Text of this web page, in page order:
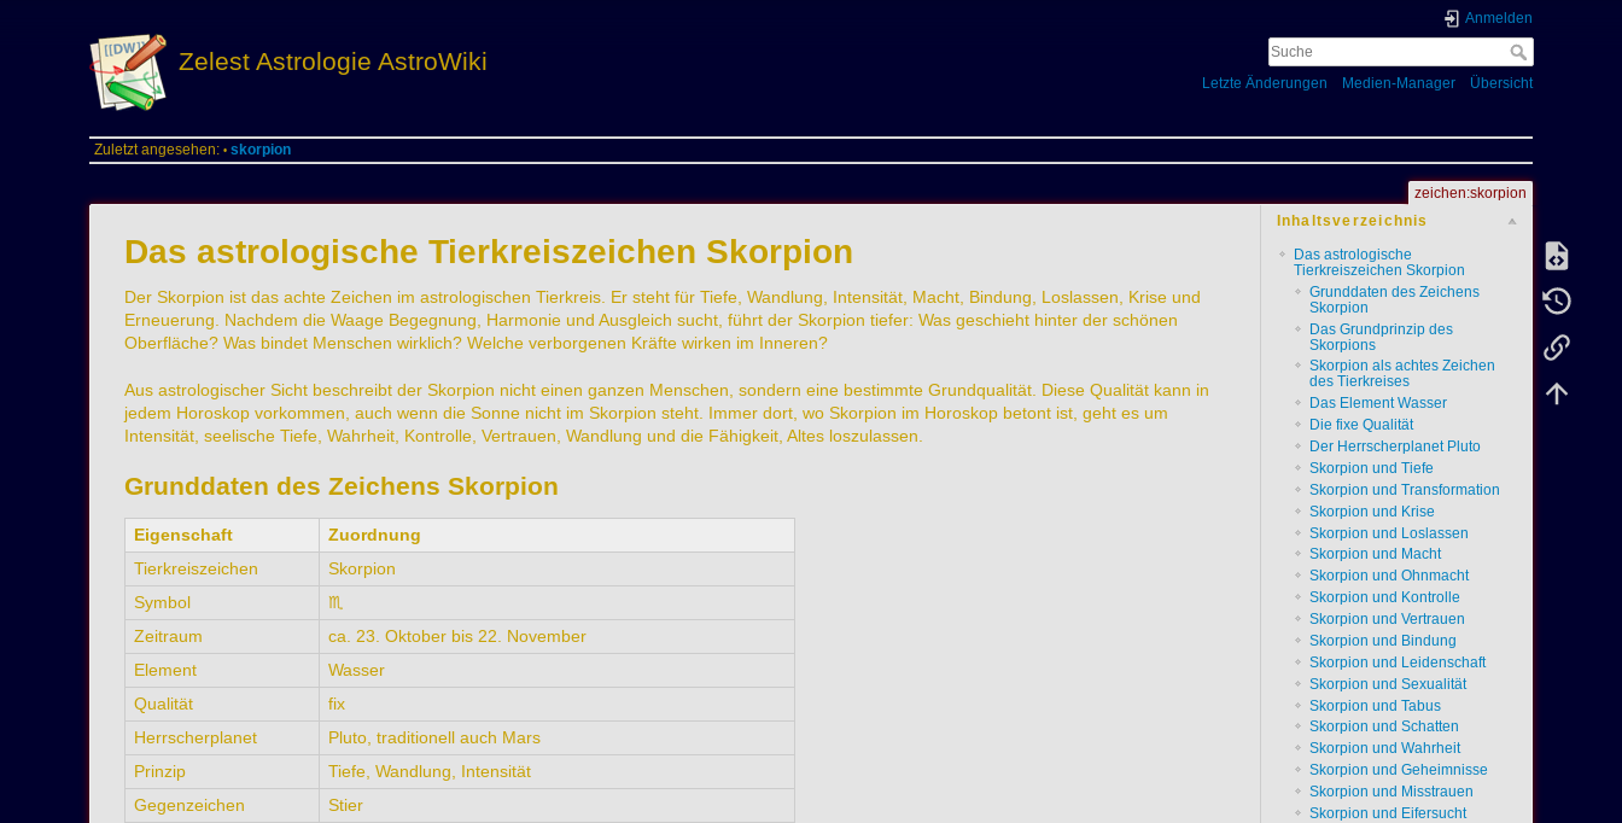
Zelest Astrologie AstroWiki
Anmelden
Letzte Änderungen Medien-Manager Übersicht
Zuletzt angesehen: • skorpion
zeichen:skorpion
Inhaltsverzeichnis
Das astrologische
Tierkreiszeichen Skorpion
Grunddaten des Zeichens
Skorpion
Das Grundprinzip des
Skorpions
Skorpion als achtes Zeichen
des Tierkreises
Das Element Wasser
Die fixe Qualität
Der Herrscherplanet Pluto
Skorpion und Tiefe
Skorpion und Transformation
Skorpion und Krise
Skorpion und Loslassen
Skorpion und Macht
Skorpion und Ohnmacht
Skorpion und Kontrolle
Skorpion und Vertrauen
Skorpion und Bindung
Skorpion und Leidenschaft
Skorpion und Sexualität
Skorpion und Tabus
Skorpion und Schatten
Skorpion und Wahrheit
Skorpion und Geheimnisse
Skorpion und Misstrauen
Skorpion und Eifersucht
Das astrologische Tierkreiszeichen Skorpion
Der Skorpion ist das achte Zeichen im astrologischen Tierkreis. Er steht für Tiefe, Wandlung, Intensität, Macht, Bindung, Loslassen, Krise und
Erneuerung. Nachdem die Waage Begegnung, Harmonie und Ausgleich sucht, führt der Skorpion tiefer: Was geschieht hinter der schönen
Oberfläche? Was bindet Menschen wirklich? Welche verborgenen Kräfte wirken im Inneren?
Aus astrologischer Sicht beschreibt der Skorpion nicht einen ganzen Menschen, sondern eine bestimmte Grundqualität. Diese Qualität kann in
jedem Horoskop vorkommen, auch wenn die Sonne nicht im Skorpion steht. Immer dort, wo Skorpion im Horoskop betont ist, geht es um
Intensität, seelische Tiefe, Wahrheit, Kontrolle, Vertrauen, Wandlung und die Fähigkeit, Altes loszulassen.
Grunddaten des Zeichens Skorpion
Eigenschaft
Zuordnung
Tierkreiszeichen
Skorpion
Symbol
♏
Zeitraum
ca. 23. Oktober bis 22. November
Element
Wasser
Qualität
fix
Herrscherplanet
Pluto, traditionell auch Mars
Prinzip
Tiefe, Wandlung, Intensität
Gegenzeichen
Stier